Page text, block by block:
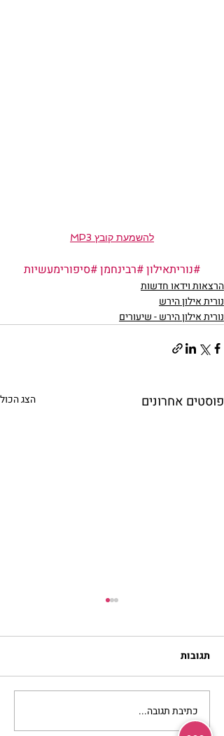
להשמעת קובץ MP3
#נוריתאילון#רבינחמן#סיפורימעשיות
הרצאות וידאו חדשות
נורית אילון הירש
נורית אילון הירש - שיעורים
פוסטים אחרונים הצג הכול
להזכיר ללב שלי איך
תגובות
כתיבת תגובה...